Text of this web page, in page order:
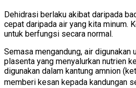
Dehidrasi berlaku akibat daripada
cepat daripada air yang kita minum.
untuk berfungsi secara normal.
Semasa mengandung, air digunakan
plasenta yang menyalurkan nutrien
digunakan dalam kantung amnion
memberi kesan kepada kandungan